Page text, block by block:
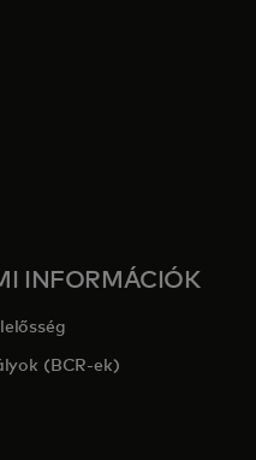
new tab
INFORMÁCIÓK
(BCR-ek)